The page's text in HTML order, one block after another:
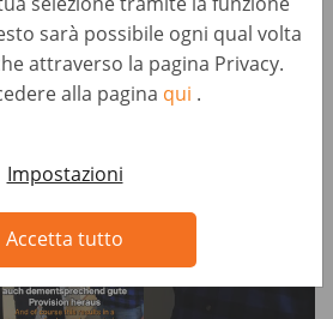
sarà possibile ogni qual volta
attraverso la pagina Privacy.
alla pagina qui .
Impostazioni
Accetta tutto
P
l